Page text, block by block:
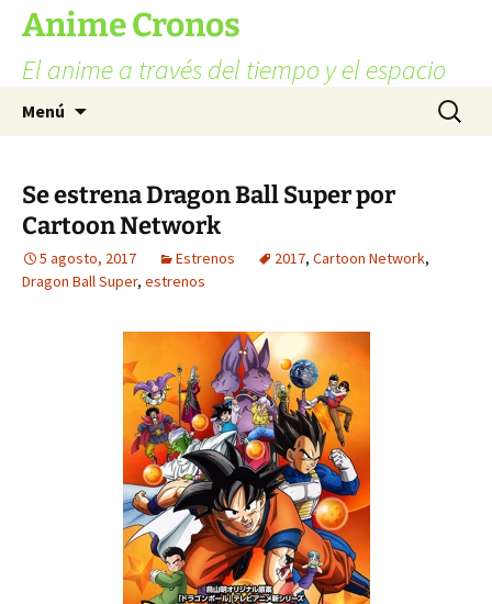
contenido
Anime Cronos
El anime a través del tiempo y el espacio
Menú Buscar:
Se estrena Dragon Ball Super por
Cartoon Network
5 agosto, 2017 Estrenos 2017, Cartoon Network,
Dragon Ball Super, estrenos